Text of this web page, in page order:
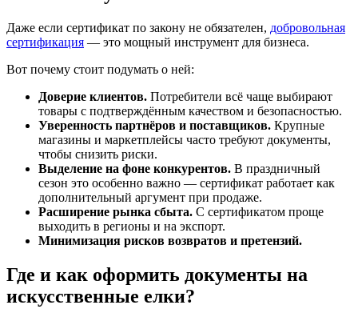
Даже если сертификат по закону не обязателен, добровольная
сертификация — это мощный инструмент для бизнеса.
Вот почему стоит подумать о ней:
Доверие клиентов. Потребители всё чаще выбирают
товары с подтверждённым качеством и безопасностью.
Уверенность партнёров и поставщиков. Крупные
магазины и маркетплейсы часто требуют документы,
чтобы снизить риски.
Выделение на фоне конкурентов. В праздничный
сезон это особенно важно — сертификат работает как
дополнительный аргумент при продаже.
Расширение рынка сбыта. С сертификатом проще
выходить в регионы и на экспорт.
Минимизация рисков возвратов и претензий.
Где и как оформить документы на
искусственные елки?